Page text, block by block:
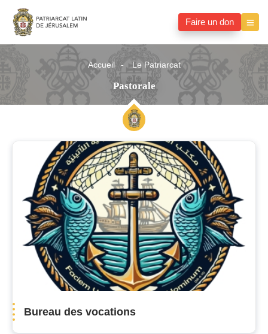
Faire un don
Accueil Le Patriarcat
Pastorale
Pastorale
Bureau des vocations